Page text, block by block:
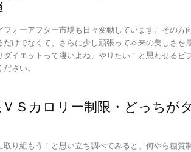
フォーアフター市場も日々変動しています。その方
だけでなくて、さらに少し頑張って本来の美しさを
ダイエットって凄いよね、やりたい！と思わせるビ
さい。
Ｓカロリー制限・どっちが
取り組もう！と思い立ち調べてみると、何やら糖質